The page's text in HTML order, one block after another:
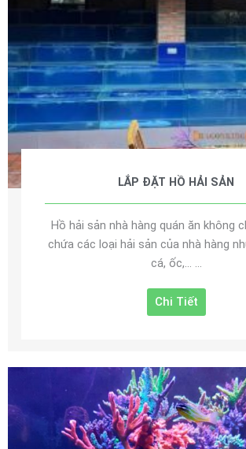
LẮP ĐẶT HỒ HẢI SẢN
Hồ hải sản nhà hàng quán ăn không
chứa các loại hải sản của nhà hàng
cá, ốc,… ...
Chi Tiết